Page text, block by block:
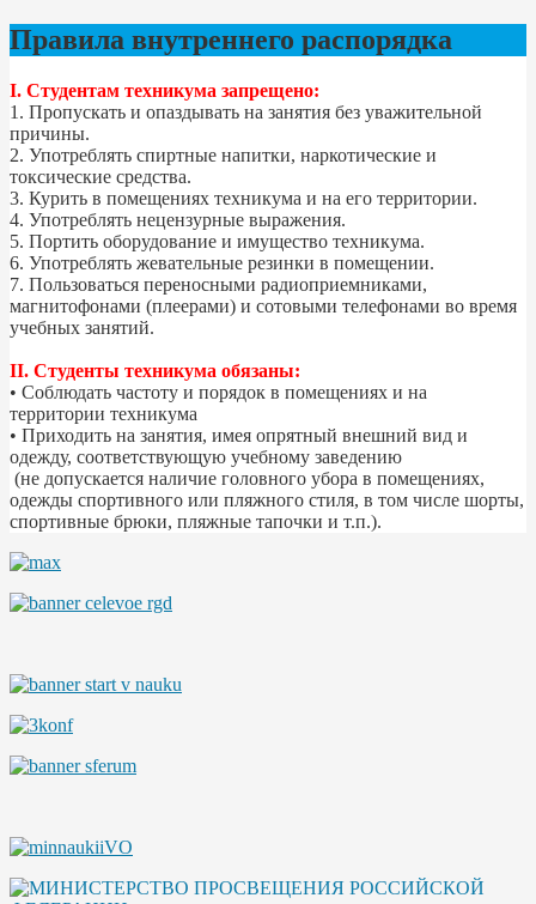
Правила внутреннего распорядка
I. Студентам техникума запрещено:
1. Пропускать и опаздывать на занятия без уважительной
причины.
2. Употреблять спиртные напитки, наркотические и
токсические средства.
3. Курить в помещениях техникума и на его территории.
4. Употреблять нецензурные выражения.
5. Портить оборудование и имущество техникума.
6. Употреблять жевательные резинки в помещении.
7. Пользоваться переносными радиоприемниками,
магнитофонами (плеерами) и сотовыми телефонами во время
учебных занятий.
II. Студенты техникума обязаны:
• Соблюдать частоту и порядок в помещениях и на
территории техникума
• Приходить на занятия, имея опрятный внешний вид и
одежду, соответствующую учебному заведению
(не допускается наличие головного убора в помещениях,
одежды спортивного или пляжного стиля, в том числе шорты,
спортивные брюки, пляжные тапочки и т.п.).